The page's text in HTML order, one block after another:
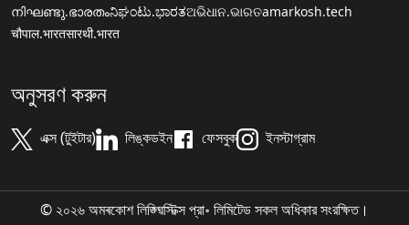
നിഘണ്ടു.ഭാരതംನಿಘಂಟು.ಭಾರತଅଭିଧାନ.ଭାରତamarkosh.tech
चौपाल.भारतसारथी.भारत
অনুসরণ করুন
এক্স (টুইটার) লিঙ্কডইন ফেসবুক ইনস্টাগ্রাম
© ২০২৬ অমৰকোশ লিঙ্গ্ৱিস্টিক্স প্রা॰ লিমিটেড সকল অধিকার সংরক্ষিত।